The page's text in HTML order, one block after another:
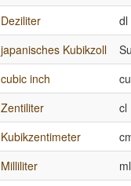
Deziliter
dl
japanisches Kubikzoll
cubic inch
Zentiliter
cl
Kubikzentimeter
Milliliter
ml